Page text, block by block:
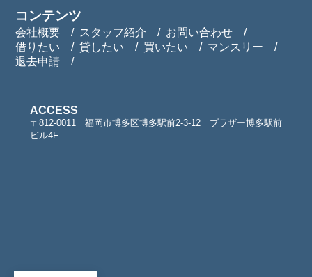
コンテンツ
会社概要 スタッフ紹介
お問い合わせ
借りたい
貸したい 買いたい
マンスリー
退去申請
ACCESS
〒812-0011 福岡市博多区博多駅前2-3-12 ブラザー博多駅前
ビル4F